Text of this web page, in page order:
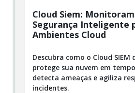
Cloud Siem:
Segurança Inteligente
Ambientes Cloud
Descubra como o Cloud SIEM
protege sua nuvem em
detecta ameaças e agiliza
incidentes.